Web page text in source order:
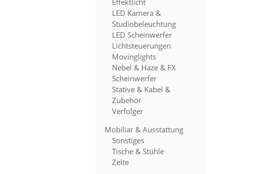
Effektlicht
LED Kamera &
Studiobeleuchtung
LED Scheinwerfer
Lichtsteuerungen
Movinglights
Nebel & Haze & FX
Scheinwerfer
Stative & Kabel &
Zubehör
Verfolger
Mobiliar & Ausstattung
Sonstiges
Tische & Stühle
Zelte